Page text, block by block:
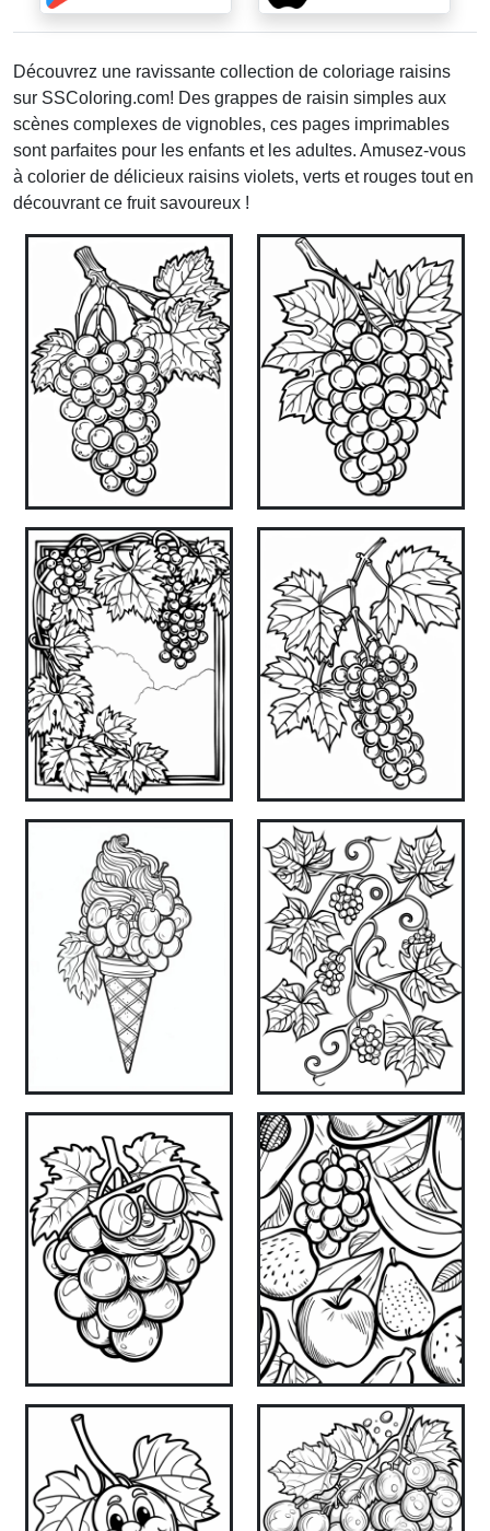
Découvrez une ravissante collection de coloriage raisins
sur SSColoring.com! Des grappes de raisin simples aux
scènes complexes de vignobles, ces pages imprimables
sont parfaites pour les enfants et les adultes. Amusez-vous
à colorier de délicieux raisins violets, verts et rouges tout en
découvrant ce fruit savoureux !